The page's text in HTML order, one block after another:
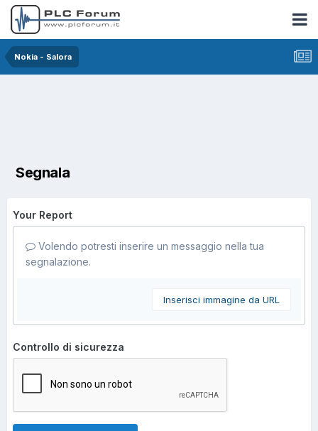
Nokia - Salora
Segnala
Your Report
Volendo potresti inserire un messaggio nella tua
segnalazione.
Inserisci immagine da URL
Controllo di sicurezza